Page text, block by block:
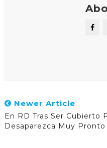
Newer Article
En RD Tras Ser Cubierto
Desaparezca Muy Pronto